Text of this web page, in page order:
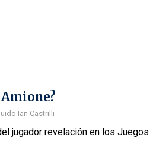
Ian Castrilli
jugador revelación en los Juegos